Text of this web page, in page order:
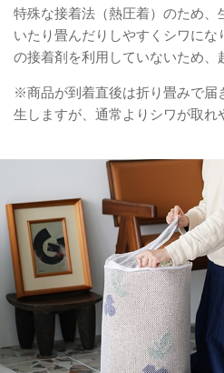
特殊な接着法（熱圧着）のため
いたり畳んだりしやすくシワに
の接着剤を利用していないため、
※商品が到着直後は折り畳みで届
生しますが、通常よりシワが取れ